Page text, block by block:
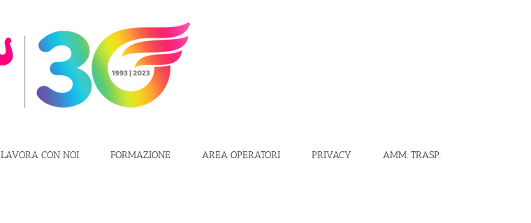
LAVORA CON NOI FORMAZIONE AREA OPERATORI PRIVACY AMM. TRASP.